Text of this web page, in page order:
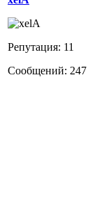
Репутация: 11
Сообщений: 247